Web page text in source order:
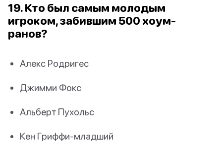
19. Кто был самым молодым
игроком, забившим 500 хоум-
ранов?
Алекс Родригес
Джимми Фокс
Альберт Пухольс
Кен Гриффи-младший